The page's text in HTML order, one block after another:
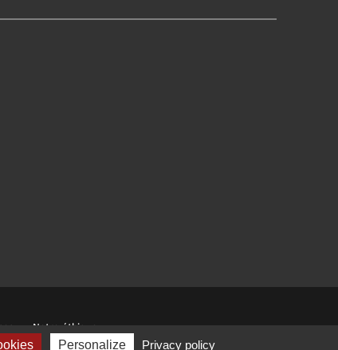
Notre éthique
Personalize Privacy policy